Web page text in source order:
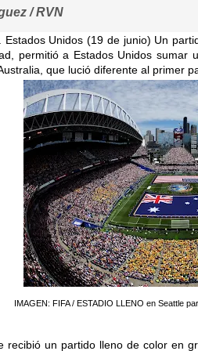
/ RVN
Estados Unidos (19 de junio) Un
permitió a Estados Unidos
que lució diferente al primer
IMAGEN: FIFA / ESTADIO LLENO en Seattle
recibió un partido lleno de color en